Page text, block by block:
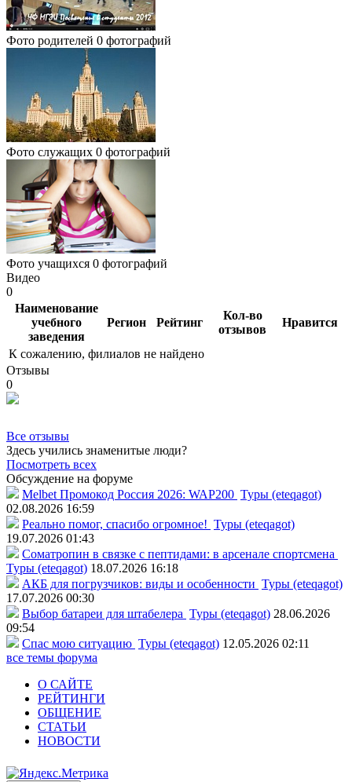
Фото родителей 0 фотографий
Фото служащих 0 фотографий
Фото учащихся 0 фотографий
Видео
0
Наименование
учебного
заведения
Регион Рейтинг
Кол-во
отзывов
Нравится
К сожалению, филиалов не найдено
Отзывы
0
Все отзывы
Здесь учились знаменитые люди?
Посмотреть всех
Обсуждение на форуме
Melbet Промокод Россия 2026: WAP200 Туры (eteqagot)
02.08.2026 16:59
Реально помог, спасибо огромное! Туры (eteqagot)
19.07.2026 01:43
Соматропин в связке с пептидами: в арсенале спортсмена
Туры (eteqagot) 18.07.2026 16:18
АКБ для погрузчиков: виды и особенности Туры (eteqagot)
17.07.2026 00:30
Выбор батареи для штабелера Туры (eteqagot) 28.06.2026
09:54
Спас мою ситуацию Туры (eteqagot) 12.05.2026 02:11
все темы форума
О САЙТЕ
РЕЙТИНГИ
ОБЩЕНИЕ
СТАТЬИ
НОВОСТИ